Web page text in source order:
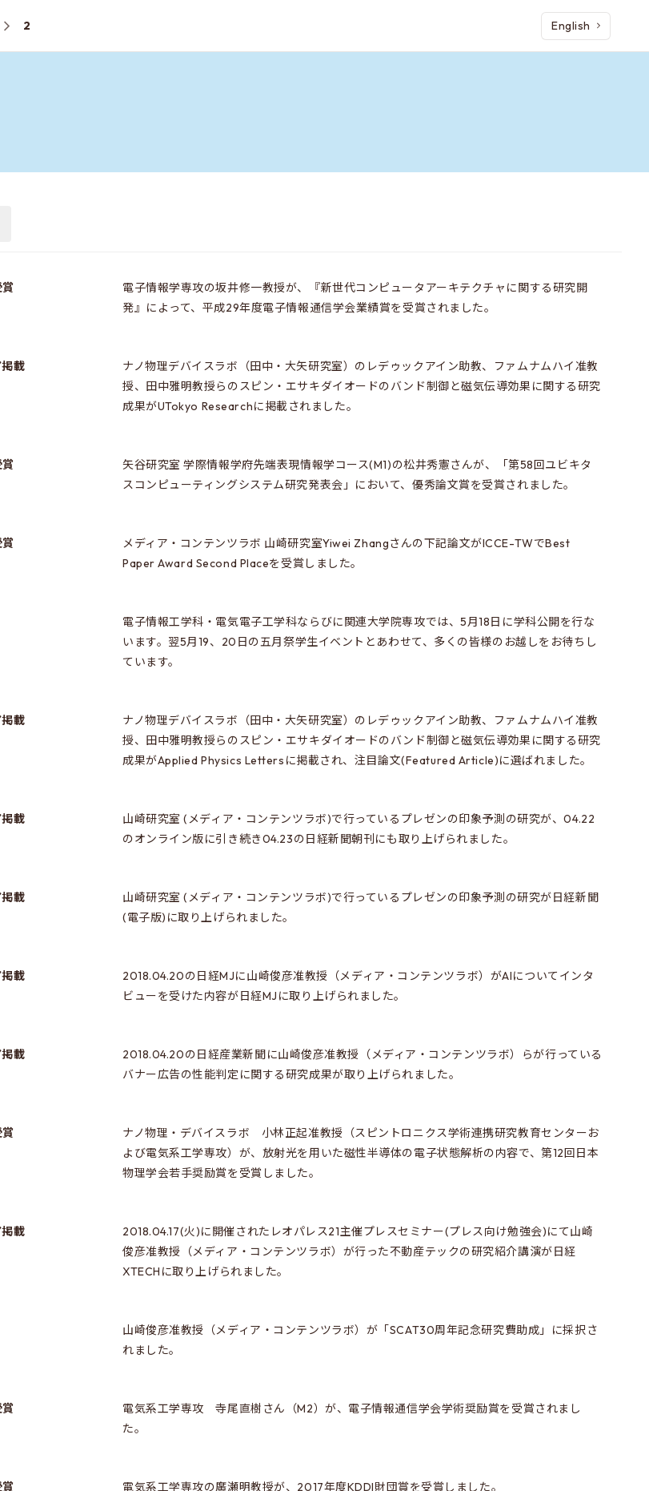
2 English
電子情報学専攻の坂井修一教授が、『新世代コンピュータアーキテクチャに関する研究開
発』によって、平成29年度電子情報通信学会業績賞を受賞されました。
載
ナノ物理デバイスラボ（田中・大矢研究室）のレデゥックアイン助教、ファムナムハイ准教
授、田中雅明教授らのスピン・エサキダイオードのバンド制御と磁気伝導効果に関する研究
成果がUTokyo Researchに掲載されました。
矢谷研究室 学際情報学府先端表現情報学コース(M1)の松井秀憲さんが、「第58回ユビキタ
スコンピューティングシステム研究発表会」において、優秀論文賞を受賞されました。
メディア・コンテンツラボ 山崎研究室Yiwei Zhangさんの下記論文がICCE-TWでBest
Paper Award Second Placeを受賞しました。
電子情報工学科・電気電子工学科ならびに関連大学院専攻では、5月18日に学科公開を行な
います。翌5月19、20日の五月祭学生イベントとあわせて、多くの皆様のお越しをお待ちし
ています。
載
ナノ物理デバイスラボ（田中・大矢研究室）のレデゥックアイン助教、ファムナムハイ准教
授、田中雅明教授らのスピン・エサキダイオードのバンド制御と磁気伝導効果に関する研究
成果がApplied Physics Lettersに掲載され、注目論文(Featured Article)に選ばれました。
載
山崎研究室 (メディア・コンテンツラボ)で行っているプレゼンの印象予測の研究が、04.22
のオンライン版に引き続き04.23の日経新聞朝刊にも取り上げられました。
載
山崎研究室 (メディア・コンテンツラボ)で行っているプレゼンの印象予測の研究が日経新聞
(電子版)に取り上げられました。
載
2018.04.20の日経MJに山崎俊彦准教授（メディア・コンテンツラボ）がAIについてインタ
ビューを受けた内容が日経MJに取り上げられました。
載
2018.04.20の日経産業新聞に山崎俊彦准教授（メディア・コンテンツラボ）らが行っている
バナー広告の性能判定に関する研究成果が取り上げられました。
ナノ物理・デバイスラボ 小林正起准教授（スピントロニクス学術連携研究教育センターお
よび電気系工学専攻）が、放射光を用いた磁性半導体の電子状態解析の内容で、第12回日本
物理学会若手奨励賞を受賞しました。
載
2018.04.17(火)に開催されたレオパレス21主催プレスセミナー(プレス向け勉強会)にて山崎
俊彦准教授（メディア・コンテンツラボ）が行った不動産テックの研究紹介講演が日経
XTECHに取り上げられました。
山崎俊彦准教授（メディア・コンテンツラボ）が「SCAT30周年記念研究費助成」に採択さ
れました。
電気系工学専攻 寺尾直樹さん（M2）が、電子情報通信学会学術奨励賞を受賞されまし
た。
電気系工学専攻の廣瀬明教授が、2017年度KDDI財団賞を受賞しました。